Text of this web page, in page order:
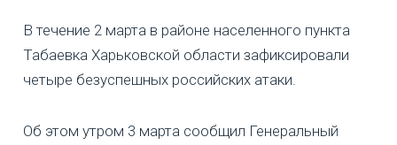
В течение 2 марта в районе населенного пункта
Табаевка Харьковской области зафиксировали
четыре безуспешных российских атаки.
Об этом утром 3 марта сообщил Генеральный